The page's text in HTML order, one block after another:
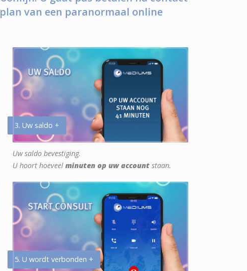
van een paranormaal online
3. Uw saldo +
Uw saldo bevestiging.
U hoort hoeveel minuten op uw account staan.
5. U wordt verbonden +